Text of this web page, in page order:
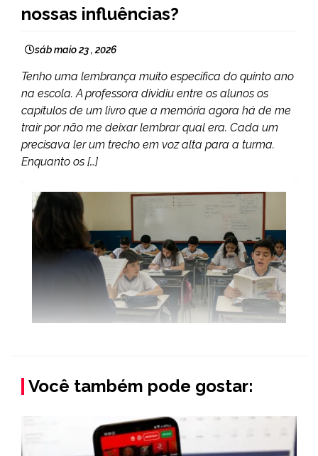
nossas influências?
sáb maio 23 , 2026
Tenho uma lembrança muito específica do quinto ano
na escola. A professora dividiu entre os alunos os
capítulos de um livro que a memória agora há de me
trair por não me deixar lembrar qual era. Cada um
precisava ler um trecho em voz alta para a turma.
Enquanto os […]
Você também pode gostar: